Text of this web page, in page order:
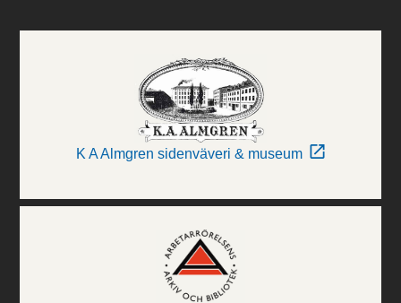
K A Almgren sidenväveri & museum